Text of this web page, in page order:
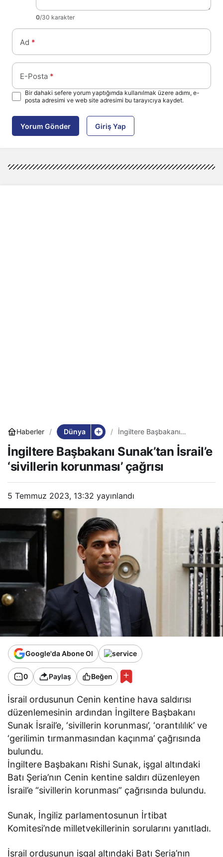
0/30 karakter
Ad *
E-Posta *
Bir dahaki sefere yorum yaptığımda kullanılmak üzere adımı, e-
posta adresimi ve web site adresimi bu tarayıcıya kaydet.
Yorum Gönder Giriş Yap
Haberler Dünya
İngiltere Başbakanı
korunması’ çağrısı
İngiltere Başbakanı Sunak’tan İsrail’e
‘sivillerin korunması’ çağrısı
5 Temmuz 2023, 13:32 yayınlandı
Google'da Abone Ol
0 Paylaş Beğen
İsrail ordusunun Cenin kentine hava saldırısı
düzenlemesinin ardından İngiltere Başbakanı
Sunak İsrail’e, ‘sivillerin korunması’, ‘orantılılık’ ve
‘gerilimin tırmanmasından kaçınma’ çağrısında
bulundu.
İngiltere Başbakanı Rishi Sunak, işgal altındaki
Batı Şeria’nın Cenin kentine saldırı düzenleyen
İsrail’e “sivillerin korunması” çağrısında bulundu.
Sunak, İngiliz parlamentosunun İrtibat
Komitesi’nde milletvekillerinin sorularını yanıtladı.
İsrail ordusunun işgal altındaki Batı Şeria’nın